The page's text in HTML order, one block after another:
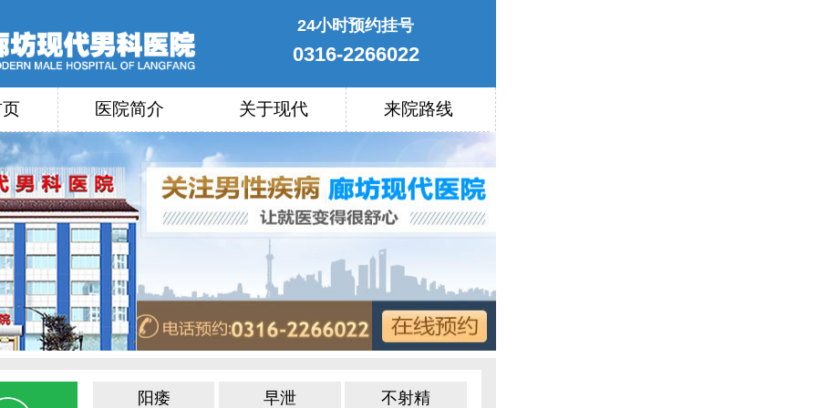
24小时预约挂号
0316-2266022
医院简介 关于现代 来院路线
阳痿 早泄 不射精